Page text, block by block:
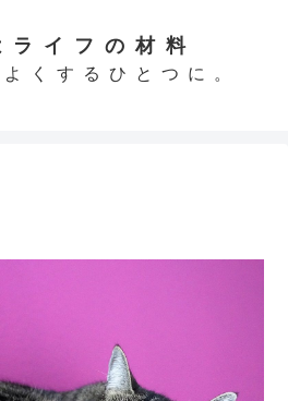
ライフの材料
くするひとつに。